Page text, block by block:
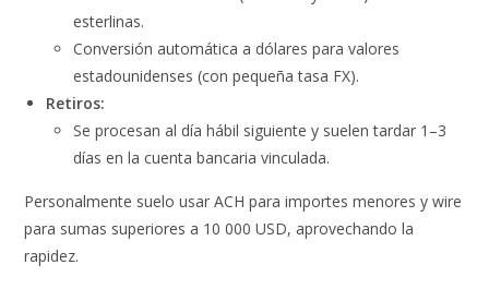
esterlinas.
Conversión automática a dólares para valores
estadounidenses (con pequeña tasa FX).
Retiros:
Se procesan al día hábil siguiente y suelen tardar 1–3
días en la cuenta bancaria vinculada.
Personalmente suelo usar ACH para importes menores y wire
para sumas superiores a 10 000 USD, aprovechando la
rapidez.